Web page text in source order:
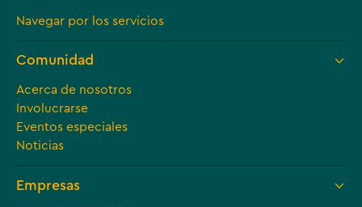
Navegar por los servicios
Comunidad
Acerca de nosotros
Involucrarse
Eventos especiales
Noticias
Empresas